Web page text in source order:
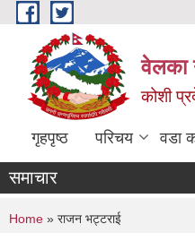
Skip to main content
वेलका
कोशी
गृहपृष्ठ परिचय वडा
समाचार
You are here
Home » राजन भट्टराई